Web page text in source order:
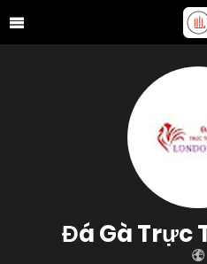
Đá Gà Trực